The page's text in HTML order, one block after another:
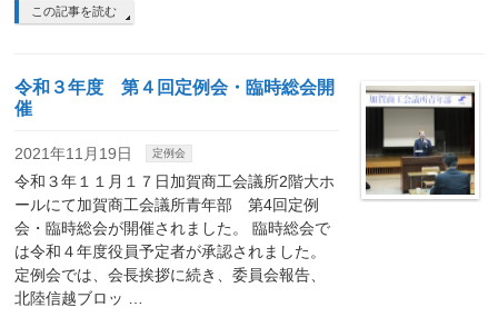
この記事を読む
令和３年度 第４回定例会・臨時総会開
催
2021年11月19日 定例会
令和３年１１月１７日加賀商工会議所2階大ホ
ールにて加賀商工会議所青年部 第4回定例
会・臨時総会が開催されました。 臨時総会で
は令和４年度役員予定者が承認されました。
定例会では、会長挨拶に続き、委員会報告、
北陸信越ブロッ …